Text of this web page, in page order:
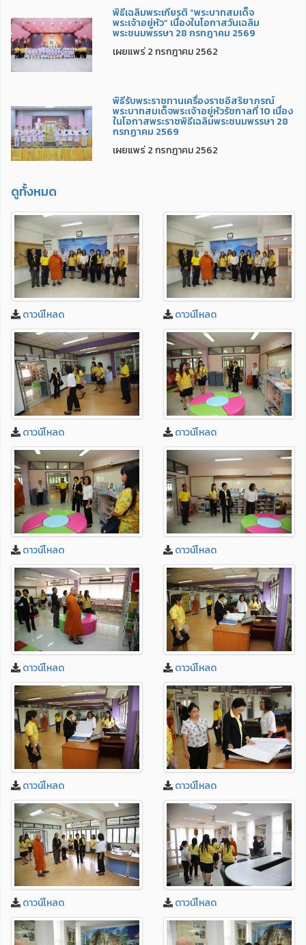
พิธีเฉลิมพระเกียรติ “พระบาทสมเด็จ
พระเจ้าอยู่หัว” เนื่องในโอกาสวันเฉลิม
พระชนมพรรษา 28 กรกฎาคม 2569
เผยแพร่ 2 กรกฎาคม 2562
พิธีรับพระราชทานเครื่องราชอิสริยาภรณ์
พระบาทสมเด็จพระเจ้าอยู่หัวรัชกาลที่ 10 เนื่อง
ในโอกาสพระราชพิธีเฉลิมพระชนมพรรษา 28
กรกฏาคม 2569
เผยแพร่ 2 กรกฎาคม 2562
ดูทั้งหมด
ดาวน์โหลด ดาวน์โหลด
ดาวน์โหลด ดาวน์โหลด
ดาวน์โหลด ดาวน์โหลด
ดาวน์โหลด ดาวน์โหลด
ดาวน์โหลด ดาวน์โหลด
ดาวน์โหลด ดาวน์โหลด